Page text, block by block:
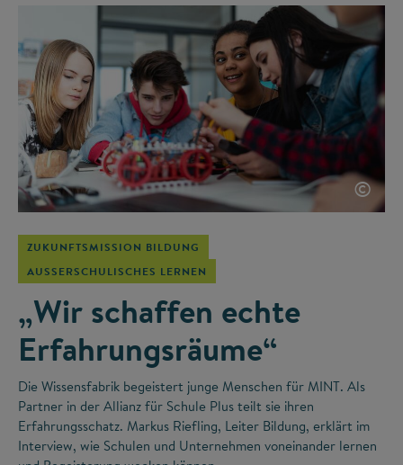
©
ZUKUNFTSMISSION BILDUNG
AUSSERSCHULISCHES LERNEN
„Wir schaffen echte
Erfahrungsräume“
Die Wissensfabrik begeistert junge Menschen für MINT. Als
Partner in der Allianz für Schule Plus teilt sie ihren
Erfahrungsschatz. Markus Riefling, Leiter Bildung, erklärt im
Interview, wie Schulen und Unternehmen voneinander lernen